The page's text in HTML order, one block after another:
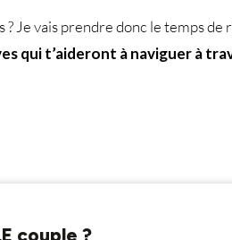
vais prendre donc le temps de
qui t’aideront à naviguer à